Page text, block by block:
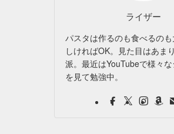
ライザー
パスタは作るのも食べるの
しければOK。見た目はあま
派。最近はYouTubeで様々
を見て勉強中。